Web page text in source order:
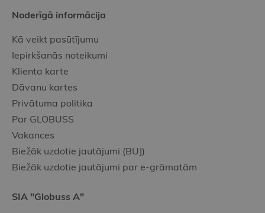
Noderīgā informācija
Kā veikt pasūtījumu
Iepirkšanās noteikumi
Klienta karte
Dāvanu kartes
Privātuma politika
Par GLOBUSS
Vakances
Biežāk uzdotie jautājumi (BUJ)
Biežāk uzdotie jautājumi par e-grāmatām
SIA "Globuss A"